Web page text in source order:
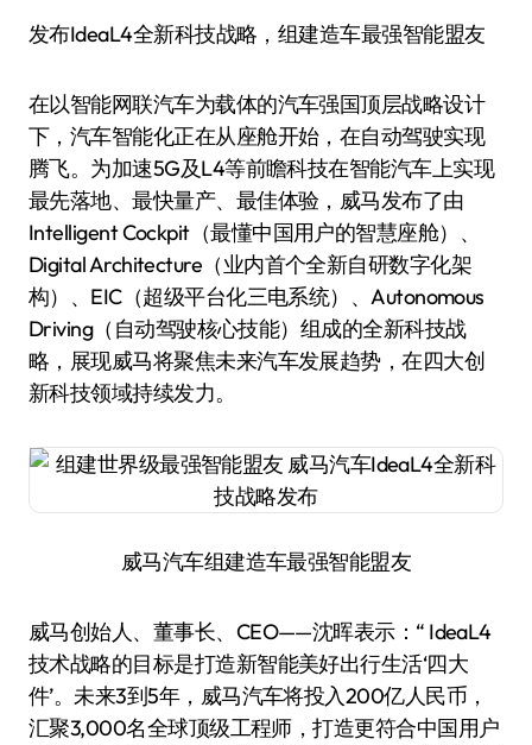
发布IdeaL4全新科技战略，组建造车最强智能盟友
在以智能网联汽车为载体的汽车强国顶层战略设计
下，汽车智能化正在从座舱开始，在自动驾驶实现
腾飞。为加速5G及L4等前瞻科技在智能汽车上实现
最先落地、最快量产、最佳体验，威马发布了由
Intelligent Cockpit（最懂中国用户的智慧座舱）、
Digital Architecture（业内首个全新自研数字化架
构）、EIC（超级平台化三电系统）、Autonomous
Driving（自动驾驶核心技能）组成的全新科技战
略，展现威马将聚焦未来汽车发展趋势，在四大创
新科技领域持续发力。
威马汽车组建造车最强智能盟友
威马创始人、董事长、CEO——沈晖表示：“ IdeaL4
技术战略的目标是打造新智能美好出行生活‘四大
件’。未来3到5年，威马汽车将投入200亿人民币，
汇聚3,000名全球顶级工程师，打造更符合中国用户